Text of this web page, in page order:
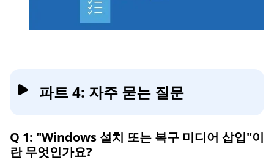
파트 4: 자주 묻는 질문
Q 1: "Windows 설치 또는 복구 미디어 삽입"이
란 무엇인가요?